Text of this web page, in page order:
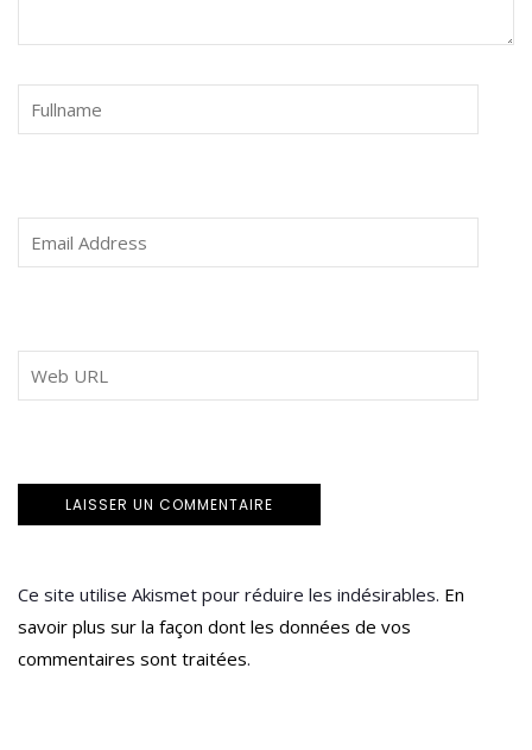
Ce site utilise Akismet pour réduire les indésirables. En
savoir plus sur la façon dont les données de vos
commentaires sont traitées.